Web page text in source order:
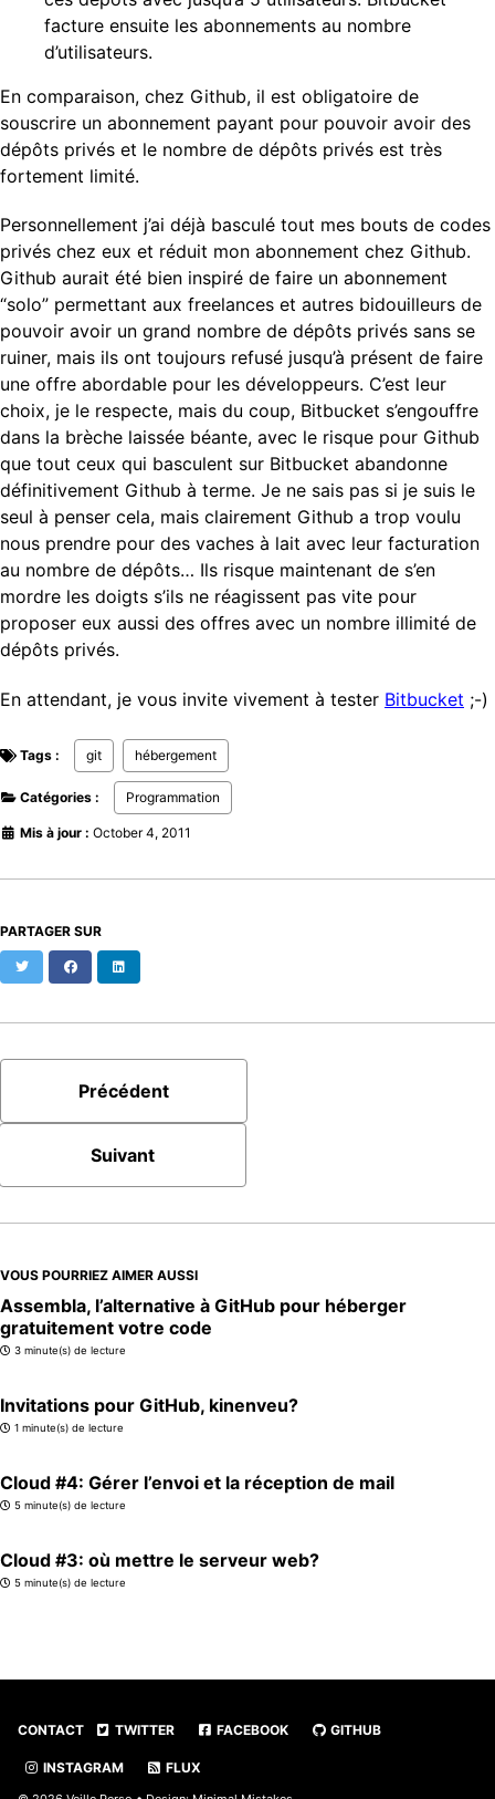
facture ensuite les abonnements au nombre
d’utilisateurs.
En comparaison, chez Github, il est obligatoire de
souscrire un abonnement payant pour pouvoir avoir des
dépôts privés et le nombre de dépôts privés est très
fortement limité.
Personnellement j’ai déjà basculé tout mes bouts de codes
privés chez eux et réduit mon abonnement chez Github.
Github aurait été bien inspiré de faire un abonnement
“solo” permettant aux freelances et autres bidouilleurs de
pouvoir avoir un grand nombre de dépôts privés sans se
ruiner, mais ils ont toujours refusé jusqu’à présent de faire
une offre abordable pour les développeurs. C’est leur
choix, je le respecte, mais du coup, Bitbucket s’engouffre
dans la brèche laissée béante, avec le risque pour Github
que tout ceux qui basculent sur Bitbucket abandonne
définitivement Github à terme. Je ne sais pas si je suis le
seul à penser cela, mais clairement Github a trop voulu
nous prendre pour des vaches à lait avec leur facturation
au nombre de dépôts… Ils risque maintenant de s’en
mordre les doigts s’ils ne réagissent pas vite pour
proposer eux aussi des offres avec un nombre illimité de
dépôts privés.
En attendant, je vous invite vivement à tester Bitbucket ;-)
Tags : git hébergement
Catégories : Programmation
Mis à jour : October 4, 2011
PARTAGER SUR
Twitter Facebook
Précédent
Suivant
VOUS POURRIEZ AIMER AUSSI
Assembla, l’alternative à GitHub pour héberger
gratuitement votre code
3 minute(s) de lecture
Invitations pour GitHub, kinenveu?
1 minute(s) de lecture
Cloud #4: Gérer l’envoi et la réception de mail
5 minute(s) de lecture
Cloud #3: où mettre le serveur web?
5 minute(s) de lecture
CONTACT TWITTER FACEBOOK GITHUB
INSTAGRAM FLUX